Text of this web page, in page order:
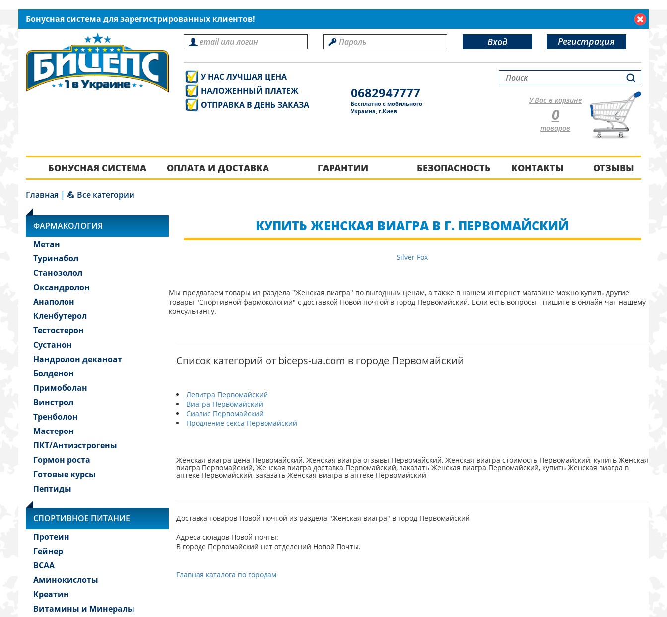
Бонусная система для зарегистрированных клиентов!
Вход Регистрация
У НАС ЛУЧШАЯ ЦЕНА
НАЛОЖЕННЫЙ ПЛАТЕЖ
ОТПРАВКА В ДЕНЬ ЗАКАЗА
0682947777
Бесплатно с мобильного
Украина, г.Киев
У Вас в корзине
0
товаров
БОНУСНАЯ СИСТЕМА ОПЛАТА И ДОСТАВКА ГАРАНТИИ БЕЗОПАСНОСТЬ КОНТАКТЫ ОТЗЫВЫ
Главная | 💪 Все категории
ФАРМАКОЛОГИЯ
Метан
Туринабол
Станозолол
Оксандролон
Анаполон
Кленбутерол
Тестостерон
Сустанон
Нандролон деканоат
Болденон
Примоболан
Винстрол
Тренболон
Мастерон
ПКТ/Антиэстрогены
Гормон роста
Готовые курсы
Пептиды
СПОРТИВНОЕ ПИТАНИЕ
Протеин
Гейнер
BCAA
Аминокислоты
Креатин
Витамины и Минералы
КУПИТЬ ЖЕНСКАЯ ВИАГРА В Г. ПЕРВОМАЙСКИЙ
Silver Fox
Мы предлагаем товары из раздела "Женская виагра" по выгодным ценам, а также в нашем интернет магазине можно купить другие
товары "Спортивной фармокологии" с доставкой Новой почтой в город Первомайский. Если есть вопросы - пишите в онлайн чат нашему
консультанту.
Список категорий от biceps-ua.com в городе Первомайский
Левитра Первомайский
Виагра Первомайский
Сиалис Первомайский
Продление секса Первомайский
Женская виагра цена Первомайский, Женская виагра отзывы Первомайский, Женская виагра стоимость Первомайский, купить Женская
виагра Первомайский, Женская виагра доставка Первомайский, заказать Женская виагра Первомайский, купить Женская виагра в
аптеке Первомайский, заказать Женская виагра в аптеке Первомайский
Доставка товаров Новой почтой из раздела "Женская виагра" в город Первомайский
Адреса складов Новой почты:
В городе Первомайский нет отделений Новой Почты.
Главная каталога по городам